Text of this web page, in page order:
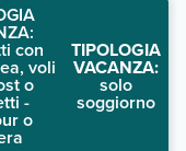
con
voli
o
-
o
TIPOLOGIA
VACANZA:
solo
soggiorno